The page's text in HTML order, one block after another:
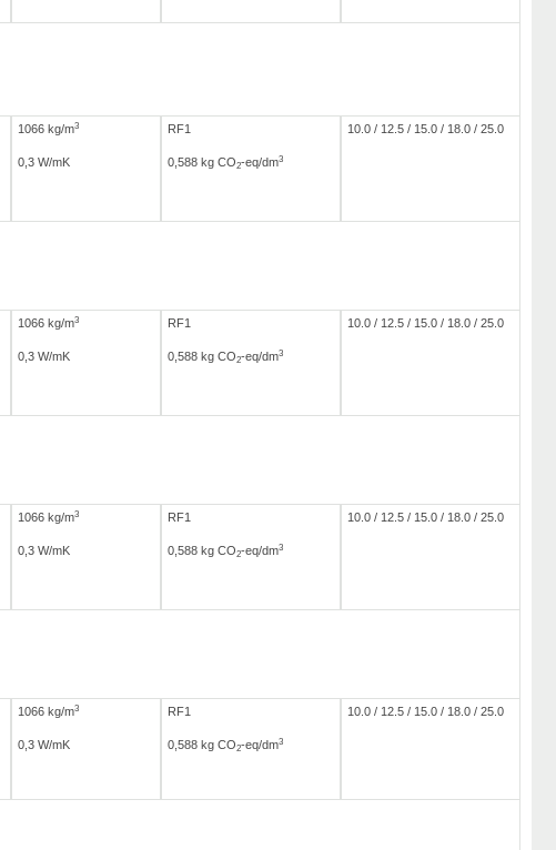
1066 kg/m3 RF1 10.0 / 12.5 / 15.0 / 18.0 / 25.0
0,3 W/mK 0,588 kg CO2-eq/dm3
1066 kg/m3 RF1 10.0 / 12.5 / 15.0 / 18.0 / 25.0
0,3 W/mK 0,588 kg CO2-eq/dm3
1066 kg/m3 RF1 10.0 / 12.5 / 15.0 / 18.0 / 25.0
0,3 W/mK 0,588 kg CO2-eq/dm3
1066 kg/m3 RF1 10.0 / 12.5 / 15.0 / 18.0 / 25.0
0,3 W/mK 0,588 kg CO2-eq/dm3